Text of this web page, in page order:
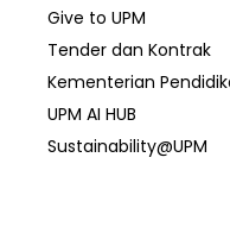
Give to UPM
Tender dan Kontrak
Kementerian
UPM AI HUB
Sustainability@UPM